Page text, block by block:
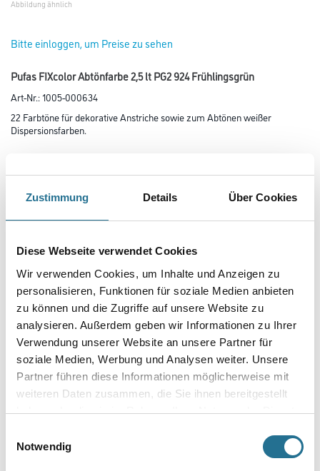
Zustimmung Details Über Cookies
Diese Webseite verwendet Cookies
Wir verwenden Cookies, um Inhalte und Anzeigen zu
personalisieren, Funktionen für soziale Medien anbieten
zu können und die Zugriffe auf unsere Website zu
analysieren. Außerdem geben wir Informationen zu Ihrer
Verwendung unserer Website an unsere Partner für
soziale Medien, Werbung und Analysen weiter. Unsere
Partner führen diese Informationen möglicherweise mit
weiteren Daten zusammen, die Sie ihnen bereitgestellt
haben oder die sie im Rahmen Ihrer Nutzung der Dienste
Notwendig
Abbildung ähnlich
Bitte einloggen, um Preise zu sehen
Pufas FIXcolor Abtönfarbe 2,5 lt PG2 924 Frühlingsgrün
Art-Nr.:1005-000634
22 Farbtöne für dekorative Anstriche sowie zum Abtönen weißer
Dispersionsfarben.
Gebinde
Umrechnungsfaktoren